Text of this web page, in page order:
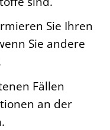
Sie Ihren
Sie andere
Fällen
an der